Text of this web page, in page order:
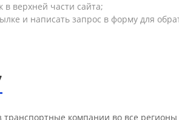
в верхней части сайта;
и написать запрос в форму для
транспортные компании во все